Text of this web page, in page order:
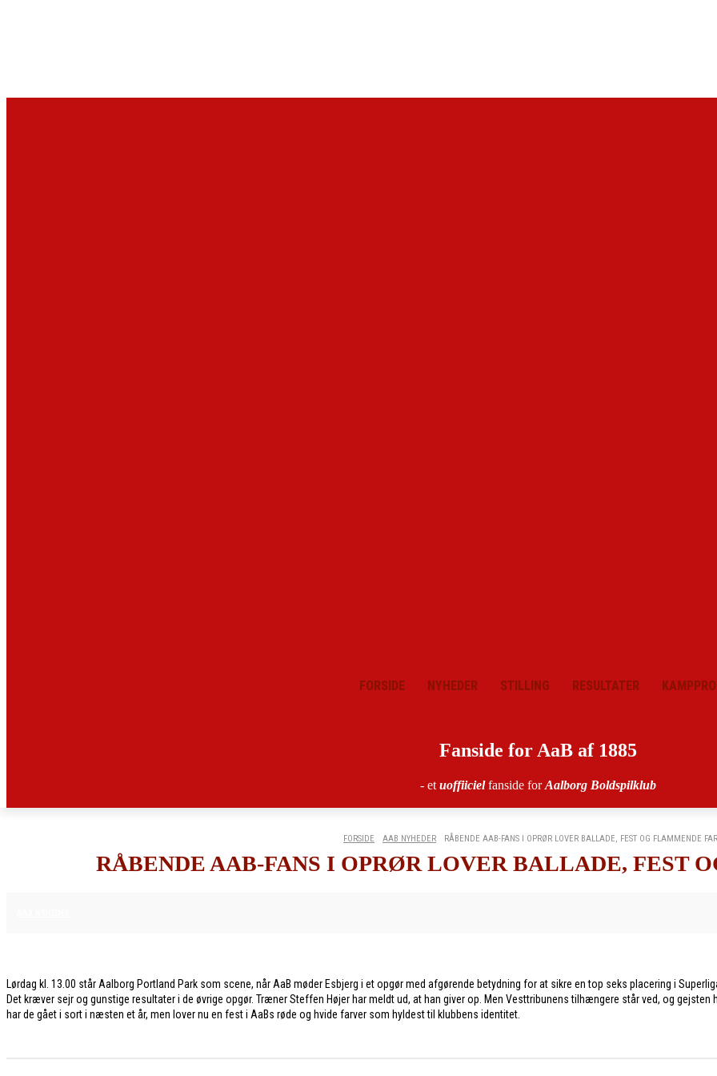
FORSIDE NYHEDER STILLING RESULTATER
Fanside for AaB af 1885
- et uoffiicielfanside forAalborg Boldspilklub
FORSIDE AAB NYHEDER RÅBENDE AAB-FANS I OPRØR LOVER BALLADE, FEST OG FLAMMENDE
RÅBENDE AAB-FANS I OPRØR LOVER BALLADE, FEST
Lørdag kl. 13.00 står Aalborg Portland Park som scene, når AaB møder Esbjerg i et opgør med afgørende betydning for at sikre en top seks placering i
Det kræver sejr og gunstige resultater i de øvrige opgør. Træner Steffen Højer har meldt ud, at han giver op. Men Vesttribunens tilhængere står ved, og gejsten
har de gået i sort i næsten et år, men lover nu en fest i AaBs røde og hvide farver som hyldest til klubbens identitet.